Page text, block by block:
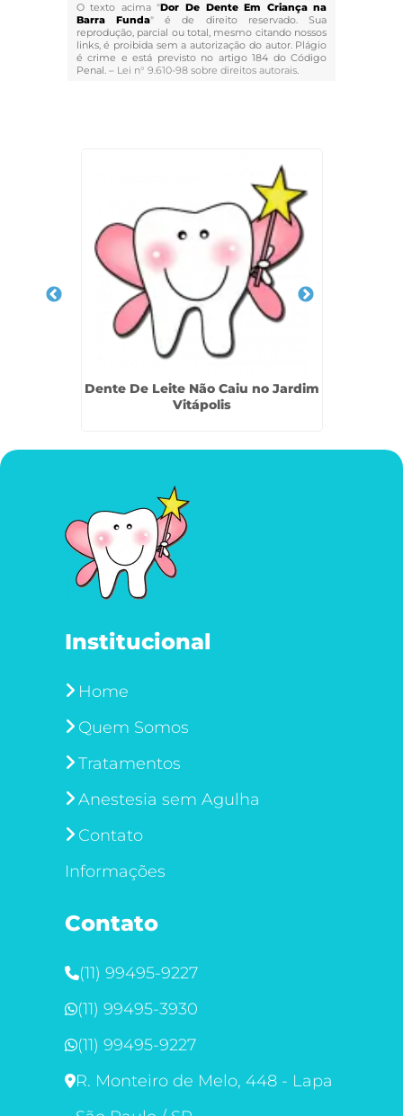
O texto acima "Dor De Dente Em Criança na
Barra Funda" é de direito reservado. Sua
reprodução, parcial ou total, mesmo citando nossos
links, é proibida sem a autorização do autor. Plágio
é crime e está previsto no artigo 184 do Código
Penal. – Lei n° 9.610-98 sobre direitos autorais.
Dente De Leite Não Caiu no Jardim
Vitápolis
Institucional
Home
Quem Somos
Tratamentos
Anestesia sem Agulha
Contato
Informações
Contato
(11) 99495-9227
(11) 99495-3930
(11) 99495-9227
R. Monteiro de Melo, 448 - Lapa